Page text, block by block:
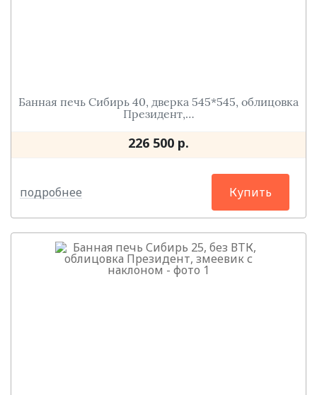
Банная печь Сибирь 40, дверка 545*545, облицовка
Президент,…
226 500 р.
подробнее Купить